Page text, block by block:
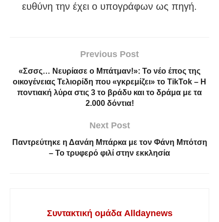
ευθύνη την έχει ο υπογράφων ως πηγή.
Previous Post
«Σσσς… Νευρίασε ο Μπάτμαν!»: Το νέο έπος της
οικογένειας Τελιορίδη που «γκρεμίζει» το TikTok – Η
ποντιακή λύρα στις 3 το βράδυ και το δράμα με τα
2.000 δόντια!
Next Post
Παντρεύτηκε η Δανάη Μπάρκα με τον Φάνη Μπότση
– Το τρυφερό φιλί στην εκκλησία
Συντακτική ομάδα Alldaynews